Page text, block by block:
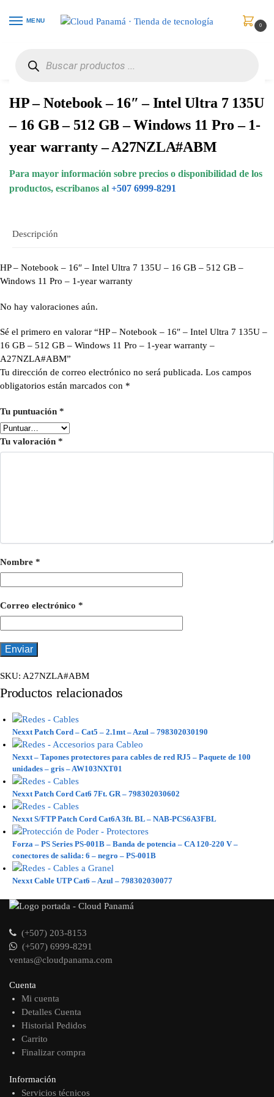
MENU
0
HP – Notebook – 16″ – Intel Ultra 7 135U
– 16 GB – 512 GB – Windows 11 Pro – 1-
year warranty – A27NZLA#ABM
Para mayor información sobre precios o disponibilidad de los
productos, escribanos al +507 6999-8291
Descripción
HP – Notebook – 16″ – Intel Ultra 7 135U – 16 GB – 512 GB –
Windows 11 Pro – 1-year warranty
No hay valoraciones aún.
Sé el primero en valorar “HP – Notebook – 16″ – Intel Ultra 7 135U –
16 GB – 512 GB – Windows 11 Pro – 1-year warranty –
A27NZLA#ABM”
Tu dirección de correo electrónico no será publicada. Los campos
obligatorios están marcados con *
Tu puntuación *
Tu valoración *
Nombre *
Correo electrónico *
SKU: A27NZLA#ABM
Productos relacionados
Nexxt Patch Cord – Cat5 – 2.1mt – Azul – 798302030190
Nexxt – Tapones protectores para cables de red RJ5 – Paquete de 100
unidades – gris – AW103NXT01
Nexxt Patch Cord Cat6 7Ft. GR – 798302030602
Nexxt S/FTP Patch Cord Cat6A 3ft. BL – NAB-PCS6A3FBL
Forza – PS Series PS-001B – Banda de potencia – CA 120-220 V –
conectores de salida: 6 – negro – PS-001B
Nexxt Cable UTP Cat6 – Azul – 798302030077
(+507) 203-8153
(+507) 6999-8291
ventas@cloudpanama.com
Cuenta
Mi cuenta
Detalles Cuenta
Historial Pedidos
Carrito
Finalizar compra
Información
Servicios técnicos